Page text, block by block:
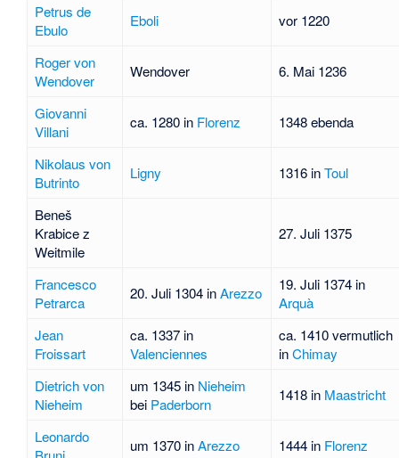
Petrus de
Ebulo
Eboli vor 1220
Roger von
Wendover
Wendover 6. Mai 1236
Giovanni
Villani
ca. 1280 in Florenz 1348 ebenda
Nikolaus von
Butrinto
Ligny 1316 inToul
Beneš
Krabice z
Weitmile
27. Juli 1375
Francesco
Petrarca
20. Juli 1304 inArezzo
19. Juli 1374 in
Arquà
Jean
Froissart
ca. 1337 in
Valenciennes
ca. 1410 vermutlich
inChimay
Dietrich von
Nieheim
um 1345 in Nieheim
bei Paderborn
1418 in Maastricht
Leonardo
um 1370 inArezzo 1444 in Florenz